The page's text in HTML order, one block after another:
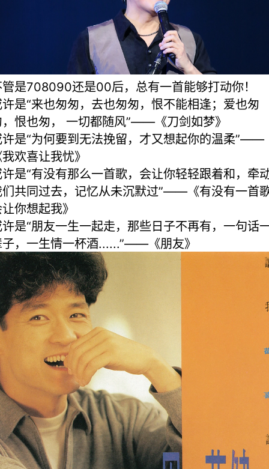
是708090还是00后，总有一首能够打动你！
是“来也匆匆，去也匆匆，恨不能相逢；爱也匆
恨也匆， 一切都随风”——《刀剑如梦》
许是“为何要到无法挽留，才又想起你的温柔”——
欢喜让我忧》
是“有没有那么一首歌，会让你轻轻跟着和，牵
们共同过去，记忆从未沉默过”——《有没有一首
你想起我》
是“朋友一生一起走，那些日子不再有，一句话
，一生情一杯酒......”——《朋友》